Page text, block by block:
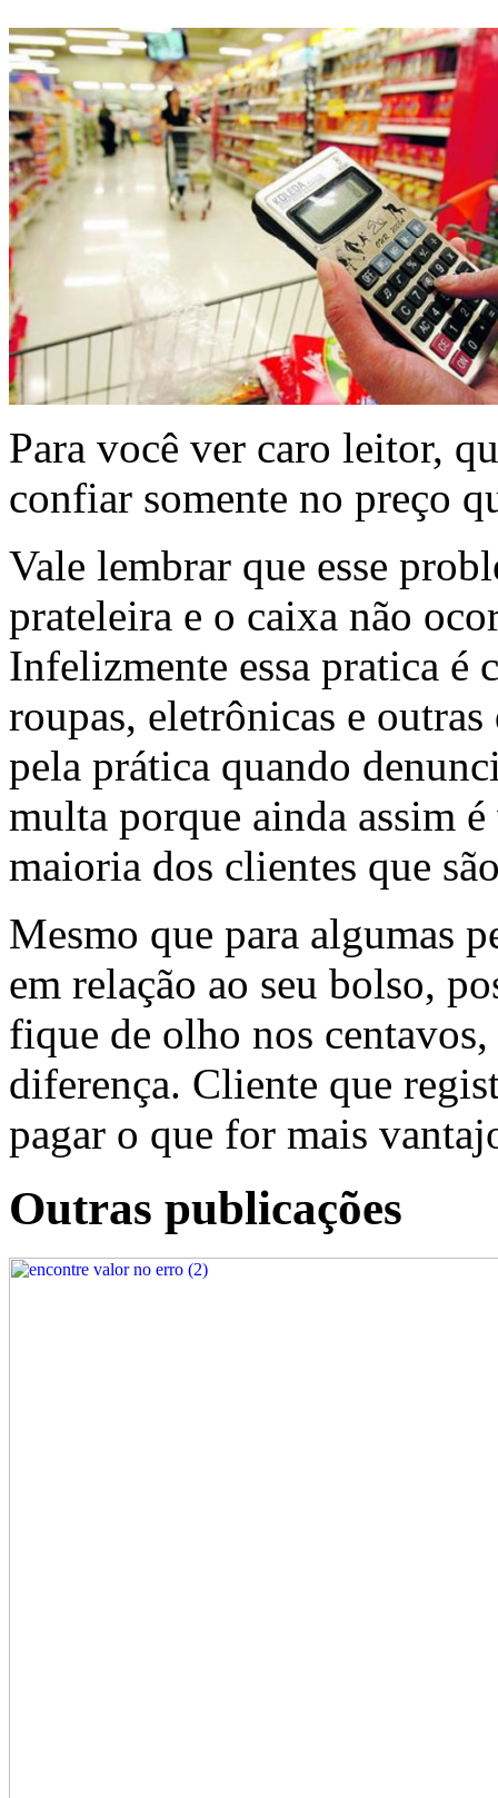
Para você ver caro leitor,
confiar somente no preço
Vale lembrar que esse
prateleira e o caixa não
Infelizmente essa pratica é
roupas, eletrônicas e
pela prática quando
multa porque ainda assim
maioria dos clientes que
Mesmo que para algumas
em relação ao seu bolso,
fique de olho nos
diferença. Cliente que
pagar o que for mais
Outras publicações